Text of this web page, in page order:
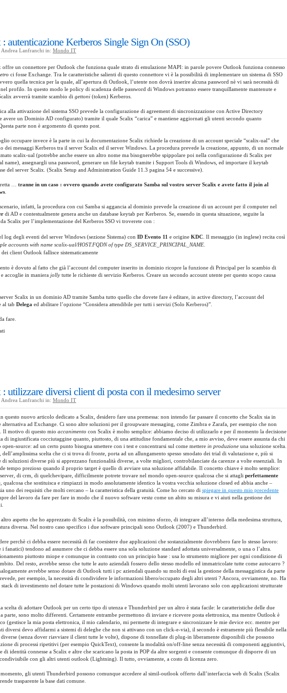
: autenticazione Kerberos Single Sign On (SSO)
Andrea Lanfranchi in: Mondo IT
offre un connettore per Outlook che funziona quale strato di emulazione MAPI: in parole povere Outlook funziona connesso
ci fosse Exchange. Tra le caratteristiche salienti di questo connettore vi è la possibilità di implementare un sistema di SSO
quella tecnica per la quale, all’apertura di Outlook, l’utente non dovrà inserire alcuna password nè vi sarà necessità di
profilo. In questo modo le policy di scadenza delle password di Windows potranno essere tranquillamente mantenute e
avverrà tramite scambio di gettoni (token) Kerberos.
alla attivazione del sistema SSO prevede la configurazione di agreement di sincronizzazione con Active Directory
avere un Dominio AD configurato) tramite il quale Scalix “carica” e mantiene aggiornati gli utenti secondo quanto
parte non è argomento di questo post.
occupare invece è la parte in cui la documentazione Scalix richiede la creazione di un account speciale “scalix-ual” che
dei messaggi Kerberos tra il server Scalix ed il server Windows. La procedura prevede la creazione, appunto, di un normale
scalix-ual (potrebbe anche essere un altro nome ma bisognerebbe spippolare poi nella configurazione di Scalix per
name), assegnargli una password, generare un file keytab tramite i Support Tools di Windows, ed importare il keytab
del server Scalix. (Scalix Setup and Administration Guide 11.3 pagina 54 e successive).
… tranne in un caso : ovvero quando avete configurato Samba sul vostro server Scalix e avete fatto il join al
infatti, la procedura con cui Samba si aggancia al dominio prevede la creazione di un account per il computer nel
di AD e contestualmente genera anche un database keytab per Kerberos. Se, essendo in questa situazione, seguite la
Scalix per l’implementazione del Kerberos SSO vi troverete con :
log degli eventi del server Windows (sezione Sistema) con ID Evento 11 e origine KDC . Il messaggio (in inglese) recita così
accounts with name scalix-ual/HOST.FQDN of type DS_SERVICE_PRINCIPAL_NAME.
dei client Outlook fallisce sistematicamente
è dovuto al fatto che già l’account del computer inserito in dominio ricopre la funzione di Principal per lo scambio di
accoglie in maniera jolly tutte le richieste di servizio Kerberos. Creare un secondo account utente per questo scopo causa
Scalix in un dominio AD tramite Samba tutto quello che dovete fare è editare, in active directory, l’account del
al tab Delega ed abilitare l’opzione “Considera attendibile per tutti i servizi (Solo Kerberos)”.
fare.
: utilizzare diversi client di posta con il medesimo server
Andrea Lanfranchi in: Mondo IT
questo nuovo articolo dedicato a Scalix, desidero fare una premessa: non intendo far passare il concetto che Scalix sia in
alternativa ad Exchange. Ci sono altre soluzioni per il groupware messaging, come Zimbra e Zarafa, per esempio che non
Il motivo di questo mio accanimento con Scalix è molto semplice: abbiamo deciso di utilizzarlo e per il momento la decisione
di ingiustificata cocciutaggine quanto, piuttosto, di una attitudine fondamentale che, a mio avviso, deve essere assunta da chi
source: ad un certo punto bisogna smettere con i test e concentrarsi sul come mettere in produzione una soluzione scelta.
scelta che ci si trova di fronte, porta ad un allungamento spesso smodato dei trial di valutazione e, più si
soluzioni diverse più si apprezzano funzionalità diverse, a volte migliori, controbilanciate da carenze a volte essenziali. In
tempo prezioso quando il proprio target è quello di avviare una soluzione affidabile. Il concetto chiave è molto semplice:
di crm, di quelchevipare, difficilmente potrete trovare nel mondo open-source qualcosa che si attagli perfettamente
qualcosa che sostituisca e rimpiazzi in modo assolutamente identico la vostra vecchia soluzione closed ed abbia anche –
uno dei requisiti che molti cercano – la caratteristica della gratuità. Come ho cercato di spiegare in questo mio precedente
del lavoro da fare per fare in modo che il nuovo software vesta come un abito su misura e vi aiuti nella gestione dei
aspetto che ho apprezzato di Scalix è la possibilità, con minimo sforzo, di integrare all’interno della medesima struttura,
diversa. Nel nostro caso specifico i due software principali sono Outlook (2007) e Thunderbird.
perchè ci debba essere necessità di far coesistere due applicazioni che sostanzialmente dovrebbero fare lo stesso lavoro:
i fanatici) tendono ad assumere che ci debba essere una sola soluzione standard adottata universalmente, o una o l’altra.
piuttosto miope e comunque in contrasto con un principio base : usa lo strumento migliore per ogni condizione di
Del resto, avrebbe senso che tutte le auto aziendali fossero dello stesso modello ed immatricolate tutte come autocarro ?
avrebbe senso dotare di Outlook tutti i pc aziendali quando su molti di essi la gestione della messaggistica da parte
per esempio, la necessità di condividere le informazioni libero/occupato degli altri utenti ? Ancora, ovviamente, no. Ha
stack di investimento nel dotare tutte le postazioni di Windows quando molti utenti lavorano solo con applicazioni strutturate
scelta di adottare Outlook per un certo tipo di utenza e Thunderbird per un altro è stata facile: le caratteristiche delle due
parte, sono molto differenti. Certamente entrambe permettono di inviare e ricevere posta elettronica, ma mentre Outlook è
(gestisce la mia posta elettronica, il mio calendario, mi permette di integrare e sincronizzare le mie device ecc. mentre per
diversi devo affidarmi a sistemi di deleghe che non si attivano con un click-e-via), il secondo è estramente più flessibile nella
(senza dover riavviare il client tutte le volte), dispone di tonnellate di plug-in liberamente disponibili che possono
di processi ripetitivi (per esempio QuickText), consente la modalità on/off-line senza necessità di componenti aggiuntivi,
di identità connesse a Scalix e altre che scaricano la posta in POP da altre sorgenti e consente comunque di disporre di un
con gli altri utenti outlook (Lightning). Il tutto, ovviamente, a costo di licenza zero.
gli utenti Thunderbird possono comunque accedere al simil-outlook offerto dall’interfaccia web di Scalix (Scalix
trasparente la base dati comune.